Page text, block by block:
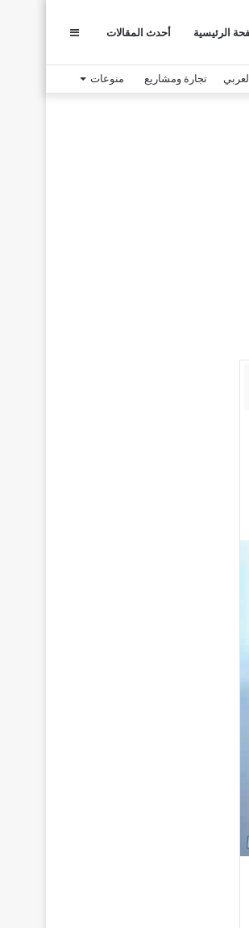
الرئيسية أحدث المقالات عمود
جانبي
تجارة ومشاريع منوعات